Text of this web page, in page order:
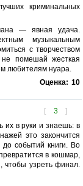
криминальных
— явная удача.
музыкальным
с творчеством
помешай жесткая
любителям нуара.
Оценка: 10
[ 3 ]
их в руки и знаешь: в
это закончится
событий книги. Во
в кошмар,
чтобы узреть финал.